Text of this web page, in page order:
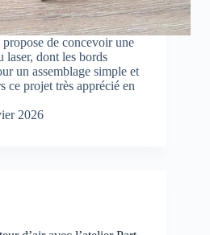
de concevoir une
laser, dont les bords
un assemblage simple et
ce projet très apprécié en
2026